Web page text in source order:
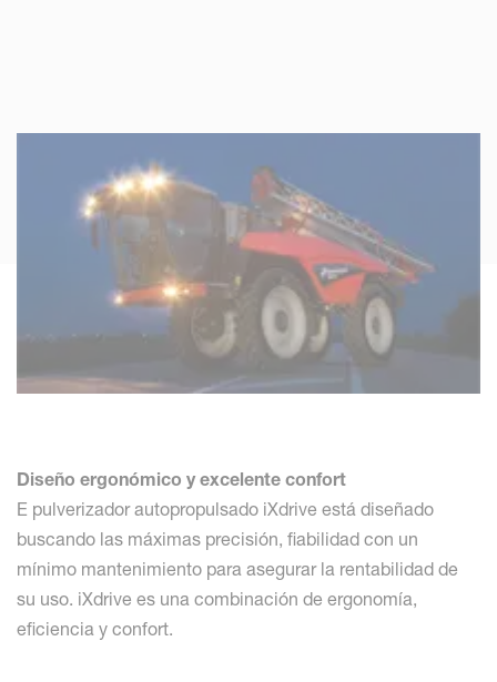
Diseño ergonómico y excelente confort
E pulverizador autopropulsado iXdrive está diseñado
buscando las máximas precisión, fiabilidad con un
mínimo mantenimiento para asegurar la rentabilidad de
su uso. iXdrive es una combinación de ergonomía,
eficiencia y confort.